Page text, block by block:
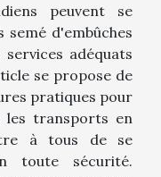
peuvent se
d'embûches
adéquats
se propose de
pratiques pour
les transports en
à tous de se
toute sécurité.